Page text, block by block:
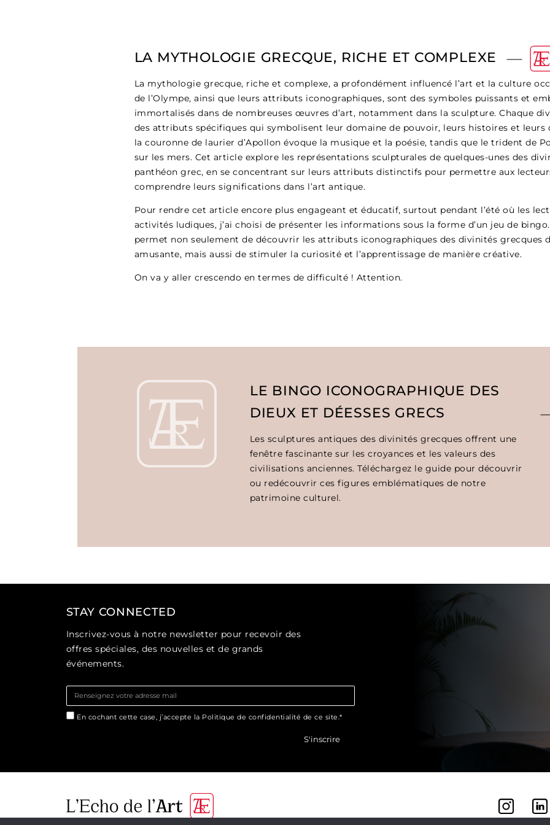
LA MYTHOLOGIE GRECQUE, RICHE ET COMPLEXE
La mythologie grecque, riche et complexe, a profondément influencé l’art et la culture
de l’Olympe, ainsi que leurs attributs iconographiques, sont des symboles puissants et
immortalisés dans de nombreuses œuvres d’art, notamment dans la sculpture. Chaque
des attributs spécifiques qui symbolisent leur domaine de pouvoir, leurs histoires et leurs
la couronne de laurier d’Apollon évoque la musique et la poésie, tandis que le trident de
sur les mers. Cet article explore les représentations sculpturales de quelques-unes des
panthéon grec, en se concentrant sur leurs attributs distinctifs pour permettre aux
comprendre leurs significations dans l’art antique.
Pour rendre cet article encore plus engageant et éducatif, surtout pendant l’été où les
activités ludiques, j’ai choisi de présenter les informations sous la forme d’un jeu de
permet non seulement de découvrir les attributs iconographiques des divinités grecques
amusante, mais aussi de stimuler la curiosité et l’apprentissage de manière créative.
On va y aller crescendo en termes de difficulté ! Attention.
LE BINGO ICONOGRAPHIQUE DES
DIEUX ET DÉESSES GRECS
Les sculptures antiques des divinités grecques offrent une
fenêtre fascinante sur les croyances et les valeurs des
civilisations anciennes. Téléchargez le guide pourdécouvrir
ou redécouvrir ces figures emblématiques de notre
patrimoine culturel.
STAY CONNECTED
Inscrivez-vous à notre newsletter pour recevoir des
offres spéciales, des nouvelles et de grands
événements.
En cochant cette case, j’accepte la Politique de confidentialité de ce site.*
S'inscrire